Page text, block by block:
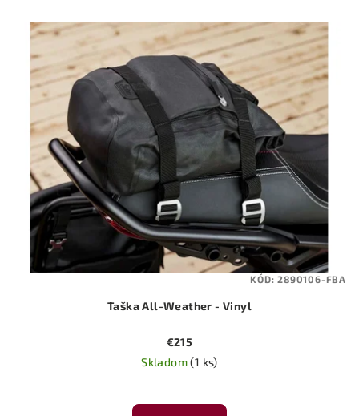
Taška All-Weather - Vinyl
€215
Skladom(1 ks)
KÓD:2890106-FBA